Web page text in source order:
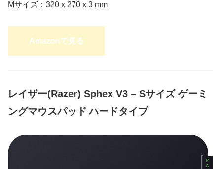
Mサイズ：320 x 270 x 3 mm
Amazonで見る
レイザー(Razer) Sphex V3 – Sサイズ ゲーミ
ングマウスパッド ハードタイプ